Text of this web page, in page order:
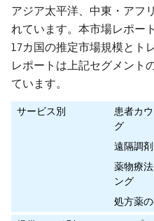
アジア太平洋、中東・アフ
れています。本市場レポー
17カ国の推定市場規模とト
レポートは上記セグメント
ています。
サービス別
患者カ
グ
遠隔調剤
薬物療
ング
処方薬